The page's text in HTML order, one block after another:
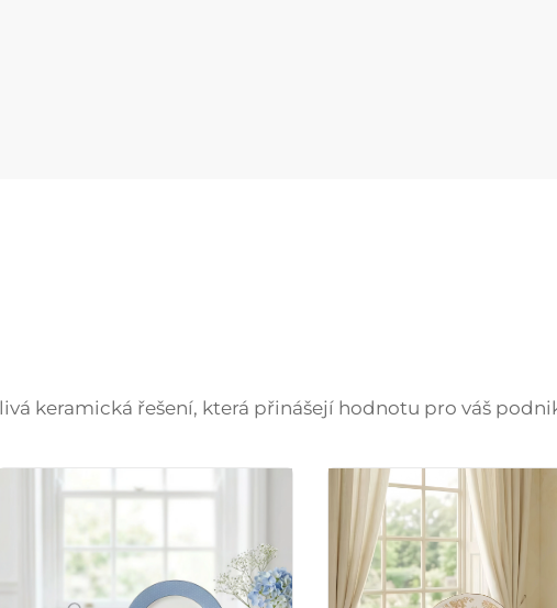
keramická řešení, která přinášejí hodnotu pro váš